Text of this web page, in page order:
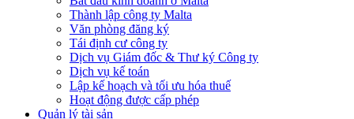
Thành lập công ty Malta
Văn phòng đăng ký
Tái định cư công ty
Dịch vụ Giám đốc & Thư ký Công ty
Dịch vụ kế toán
Lập kế hoạch và tối ưu hóa thuế
Hoạt động được cấp phép
Quản lý tài sản